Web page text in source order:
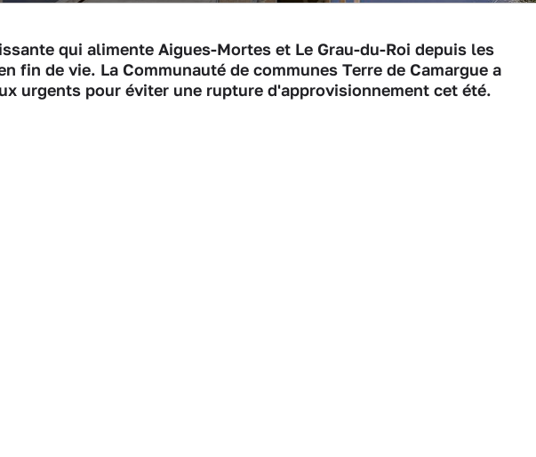
qui alimente Aigues-Mortes et Le Grau-du-Roi depuis les
fin de vie. La Communauté de communes Terre de Camargue a
urgents pour éviter une rupture d'approvisionnement cet été.